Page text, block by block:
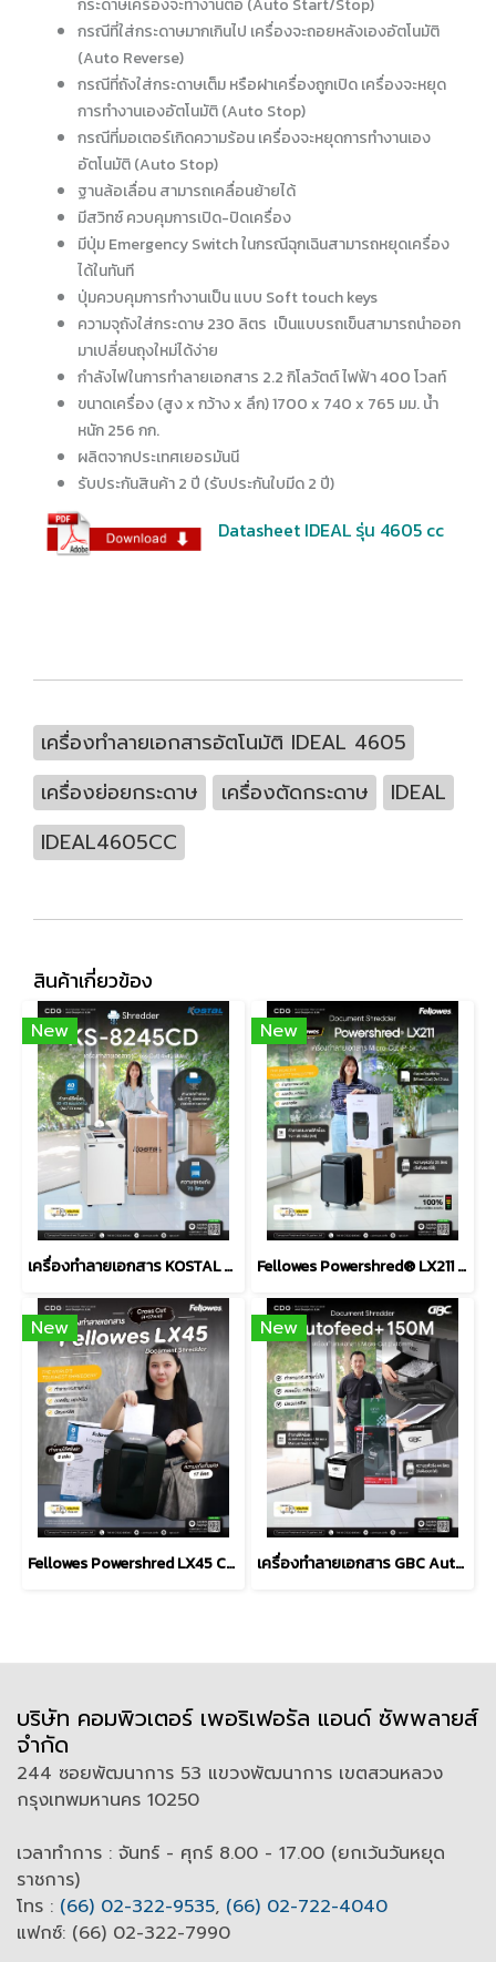
กระดาษเครื่องจะทำงานต่อ (Auto Start/Stop)
กรณีที่ใส่กระดาษมากเกินไป เครื่องจะถอยหลังเองอัตโนมัติ
(Auto Reverse)
กรณีที่ถังใส่กระดาษเต็ม หรือฝาเครื่องถูกเปิด เครื่องจะหยุด
การทำงานเองอัตโนมัติ (Auto Stop)
กรณีที่มอเตอร์เกิดความร้อน เครื่องจะหยุดการทำงานเอง
อัตโนมัติ (Auto Stop)
ฐานล้อเลื่อน สามารถเคลื่อนย้ายได้
มีสวิทซ์ ควบคุมการเปิด-ปิดเครื่อง
มีปุ่ม Emergency Switch ในกรณีฉุกเฉินสามารถหยุดเครื่อง
ได้ในทันที
ปุ่มควบคุมการทำงานเป็น แบบ Soft touch keys
ความจุถังใส่กระดาษ 230 ลิตร เป็นแบบรถเข็นสามารถนำออก
มาเปลี่ยนถุงใหม่ได้ง่าย
กำลังไฟในการทำลายเอกสาร 2.2 กิโลวัตต์ ไฟฟ้า 400 โวลท์
ขนาดเครื่อง (สูง x กว้าง x ลึก) 1700 x 740 x 765 มม. น้ำ
หนัก 256 กก.
ผลิตจากประเทศเยอรมันนี
รับประกันสินค้า 2 ปี (รับประกันใบมีด 2 ปี)
Datasheet IDEAL รุ่น 4605 cc
เครื่องทำลายเอกสารอัตโนมัติ IDEAL 4605
เครื่องย่อยกระดาษ
เครื่องตัดกระดาษ
IDEAL
IDEAL4605CC
สินค้าเกี่ยวข้อง
New
เครื่องทำลายเอกสาร KOSTAL KS-8245CD Shredder
New
Fellowes Powershred® LX211 Micro-Cut Shredder (P-5)
New
Fellowes Powershred LX45 Cross Cut Shredder (P-4)
New
เครื่องทำลายเอกสาร GBC Autofeed+ 150M Micro Cut Shredder
บริษัท คอมพิวเตอร์ เพอริเฟอรัล แอนด์ ซัพพลายส์
จำกัด
244 ซอยพัฒนาการ 53 แขวงพัฒนาการ เขตสวนหลวง
กรุงเทพมหานคร 10250
เวลาทำการ : จันทร์ - ศุกร์ 8.00 - 17.00 (ยกเว้นวันหยุด
ราชการ)
โทร : (66) 02-322-9535, (66) 02-722-4040
แฟกซ์: (66) 02-322-7990